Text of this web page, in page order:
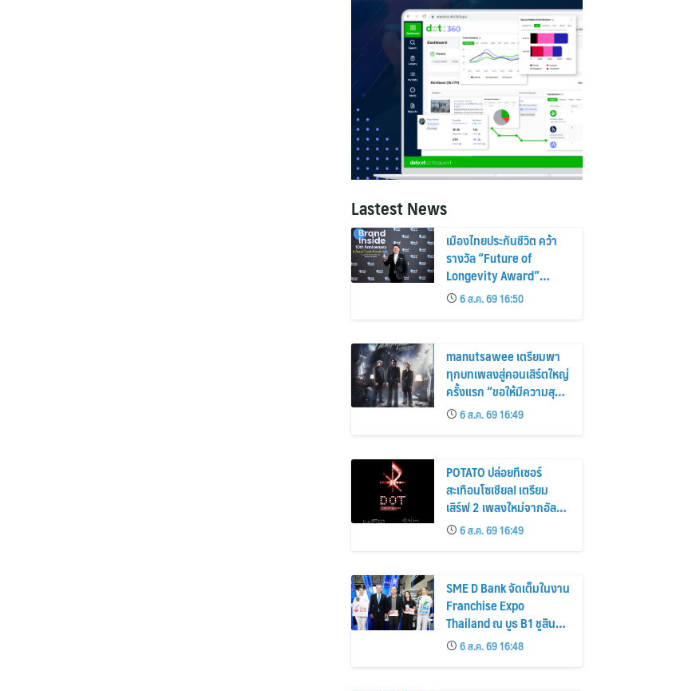
Lastest News
เมืองไทยประกันชีวิต คว้า
รางวัล “Future of
Longevity Award”
ตอกย้ำวิสัยทัศน์การสร้าง
คุณภาพชีวิตที่ยืนยาวอย่าง
ยั่งยืน เพื่อคนไทยทุกช่วงวัย
6 ส.ค. 69 16:50
manutsawee เตรียมพา
ทุกบทเพลงสู่คอนเสิร์ตใหญ่
ครั้งแรก “ขอให้มีความสุข
กับเพลงเศร้า CONCERT”
กดบัตรพร้อมกัน 30 ส.ค.
นี้
6 ส.ค. 69 16:49
POTATO ปล่อยทีเซอร์
สะเทือนโซเชียล! เตรียม
เสิร์ฟ 2 เพลงใหม่จากอัลบั้ม
ที่ 9 “DOT” พร้อม
เซอร์ไพรส์ครั้งแรก! ชวน
แฟนเพลงชม MV
“เพลิดเพลิน” บนจอภาพ
ยนตร์ก่อนใคร
6 ส.ค. 69 16:49
SME D Bank จัดเต็มในงาน
Franchise Expo
Thailand ณ บูธ B1 ชูสิน
เชื่อดอกเบี้ยต่ำ 3% เสริม
แกร่งธุรกิจ เปิดโอกาสลง
ทุนแฟรนไชส์คุณภาพ
6 ส.ค. 69 16:48